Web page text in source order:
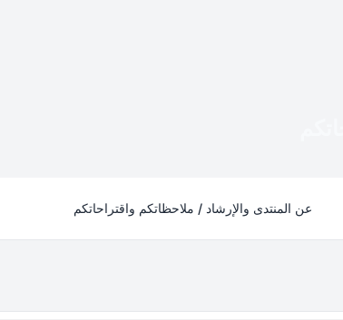
عن المنتدى والإرشاد / ملاحظاتكم واقتراحاتكم